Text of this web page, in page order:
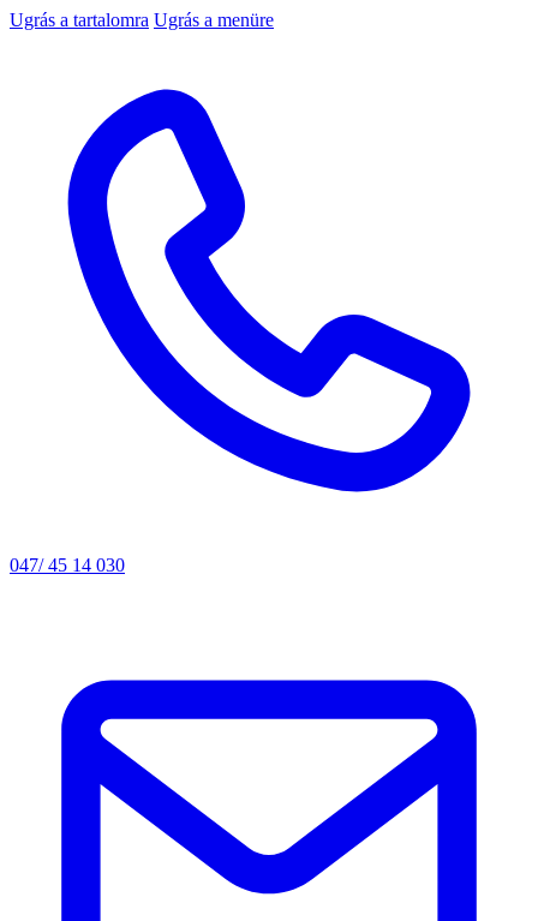
Ugrás a tartalomra Ugrás a menüre
047/ 45 14 030